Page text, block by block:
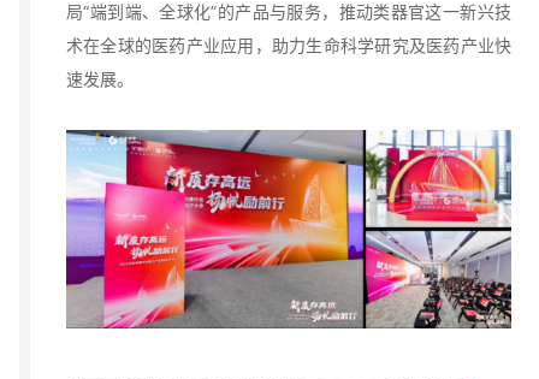
局“端到端、全球化”的产品与服务，推动类器官这一新兴技
术在全球的医药产业应用，助力生命科学研究及医药产业快
速发展。